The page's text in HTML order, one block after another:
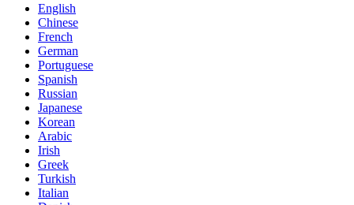
English
Chinese
French
German
Portuguese
Spanish
Russian
Japanese
Korean
Arabic
Irish
Greek
Turkish
Italian